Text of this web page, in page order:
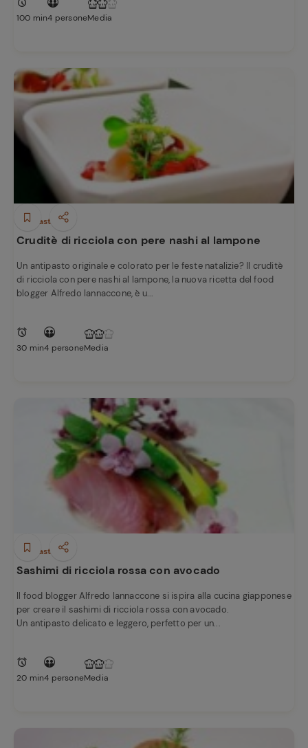
100 min4 personeMedia
Antipasti
Cruditè di ricciola con pere nashi al lampone
Un antipasto originale e colorato per le feste natalizie? Il cruditè
di ricciola con pere nashi al lampone, la nuova ricetta del food
blogger Alfredo Iannaccone, è u...
30 min4 personeMedia
Antipasti
Sashimi di ricciola rossa con avocado
Il food blogger Alfredo Iannaccone si ispira alla cucina giapponese
per creare il sashimi di ricciola rossa con avocado.
Un antipasto delicato e leggero, perfetto per un...
20 min4 personeMedia